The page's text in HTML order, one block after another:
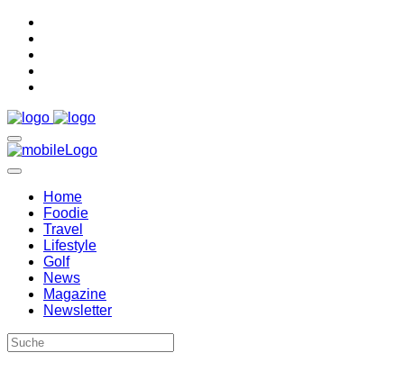
Home
Foodie
Travel
Lifestyle
Golf
News
Magazine
Newsletter